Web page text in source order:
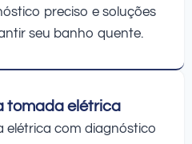
preciso e soluções
seu banho quente.
tomada elétrica
elétrica com diagnóstico